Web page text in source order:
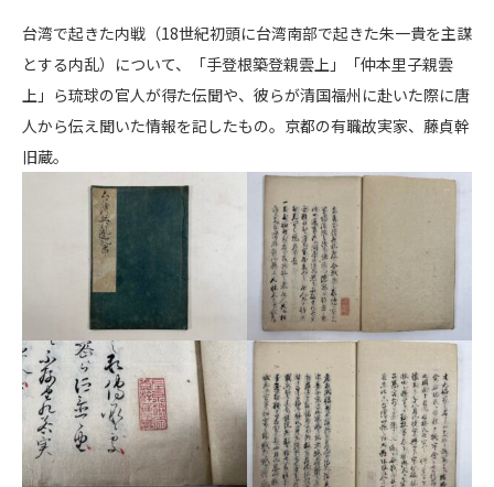
台湾で起きた内戦（18世紀初頭に台湾南部で起きた朱一貴を主謀
とする内乱）について、「手登根築登親雲上」「仲本里子親雲
上」ら琉球の官人が得た伝聞や、彼らが清国福州に赴いた際に唐
人から伝え聞いた情報を記したもの。京都の有職故実家、藤貞幹
旧蔵。